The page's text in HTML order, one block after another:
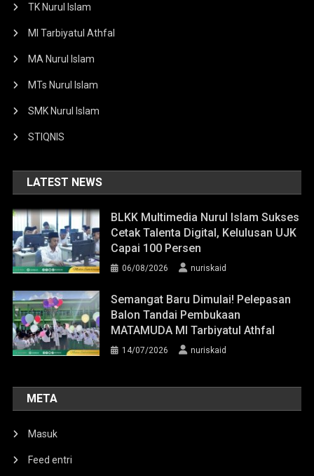
TK Nurul Islam
MI Tarbiyatul Athfal
MA Nurul Islam
MTs Nurul Islam
SMK Nurul Islam
STIQNIS
LATEST NEWS
BLKK Multimedia Nurul Islam Sukses
Cetak Talenta Digital, Kelulusan UJK
Capai 100 Persen
06/08/2026 nuriskaid
Semangat Baru Dimulai! Pelepasan
Balon Tandai Pembukaan
MATAMUDA MI Tarbiyatul Athfal
14/07/2026 nuriskaid
META
Masuk
Feed entri